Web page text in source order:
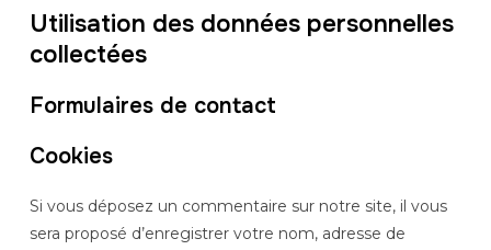
Utilisation des données personnelles
collectées
Formulaires de contact
Cookies
Si vous déposez un commentaire sur notre site, il vous
sera proposé d’enregistrer votre nom, adresse de